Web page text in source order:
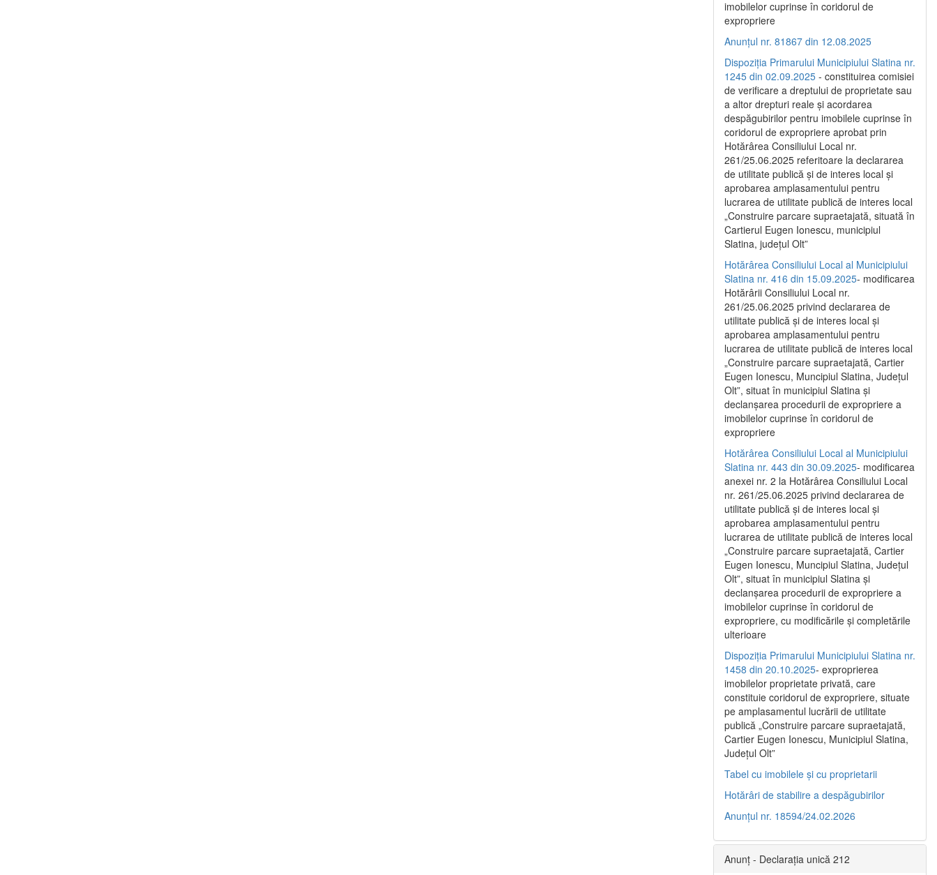
imobilelor cuprinse în coridorul de
expropriere
Anunțul nr. 81867 din 12.08.2025
Dispoziția Primarului Municipiului Slatina nr.
1245 din 02.09.2025 - constituirea comisiei
de verificare a dreptului de proprietate sau
a altor drepturi reale și acordarea
despăgubirilor pentru imobilele cuprinse în
coridorul de expropriere aprobat prin
Hotărârea Consiliului Local nr.
261/25.06.2025 referitoare la declararea
de utilitate publică și de interes local și
aprobarea amplasamentului pentru
lucrarea de utilitate publică de interes local
„Construire parcare supraetajată, situată în
Cartierul Eugen Ionescu, municipiul
Slatina, județul Olt”
Hotărârea Consiliului Local al Municipiului
Slatina nr. 416 din 15.09.2025- modificarea
Hotărârii Consiliului Local nr.
261/25.06.2025 privind declararea de
utilitate publică și de interes local și
aprobarea amplasamentului pentru
lucrarea de utilitate publică de interes local
„Construire parcare supraetajată, Cartier
Eugen Ionescu, Muncipiul Slatina, Județul
Olt”, situat în municipiul Slatina și
declanșarea procedurii de expropriere a
imobilelor cuprinse în coridorul de
expropriere
Hotărârea Consiliului Local al Municipiului
Slatina nr. 443 din 30.09.2025- modificarea
anexei nr. 2 la Hotărârea Consiliului Local
nr. 261/25.06.2025 privind declararea de
utilitate publică şi de interes local şi
aprobarea amplasamentului pentru
lucrarea de utilitate publică de interes local
„Construire parcare supraetajată, Cartier
Eugen Ionescu, Muncipiul Slatina, Judeţul
Olt”, situat în municipiul Slatina şi
declanşarea procedurii de expropriere a
imobilelor cuprinse în coridorul de
expropriere, cu modificările şi completările
ulterioare
Dispoziția Primarului Municipiului Slatina nr.
1458 din 20.10.2025- exproprierea
imobilelor proprietate privată, care
constituie coridorul de expropriere, situate
pe amplasamentul lucrării de utilitate
publică „Construire parcare supraetajată,
Cartier Eugen Ionescu, Municipiul Slatina,
Județul Olt”
Tabel cu imobilele și cu proprietarii
Hotărâri de stabilire a despăgubirilor
Anunțul nr. 18594/24.02.2026
Anunț - Declarația unică 212